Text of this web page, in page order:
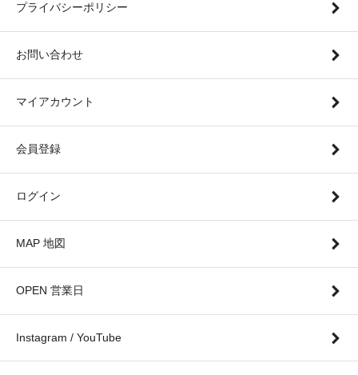
プライバシーポリシー
お問い合わせ
マイアカウント
会員登録
ログイン
MAP 地図
OPEN 営業日
Instagram / YouTube